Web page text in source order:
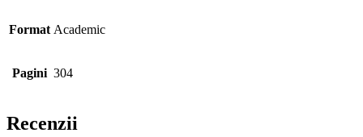
Format Academic
Pagini 304
Recenzii